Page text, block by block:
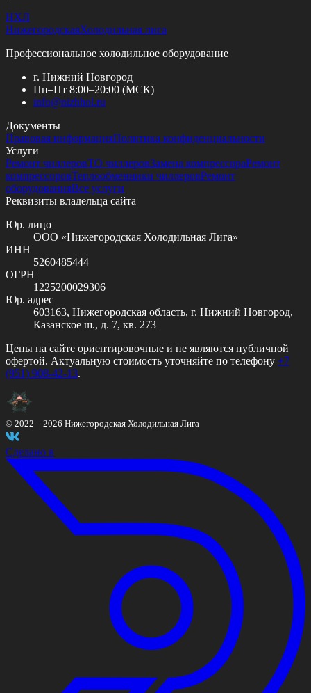
НХЛ
НижегородскаяХолодильная лига
Профессиональное холодильное оборудование
г. Нижний Новгород
Пн–Пт 8:00–20:00 (МСК)
info@nizhhol.ru
Документы
Правовая информацияПолитика конфиденциальности
Услуги
Ремонт чиллеровТО чиллеровЗамена компрессораРемонт
компрессоровТеплообменники чиллеровРемонт
оборудованияВсе услуги
Реквизиты владельца сайта
Юр. лицо
ООО «Нижегородская Холодильная Лига»
ИНН
5260485444
ОГРН
1225200029306
Юр. адрес
603163, Нижегородская область, г. Нижний Новгород,
Казанское ш., д. 7, кв. 273
Цены на сайте ориентировочные и не являются публичной
офертой. Актуальную стоимость уточняйте по телефону +7
(951) 908-42-13.
© 2022 – 2026 Нижегородская Холодильная Лига
Сделано в